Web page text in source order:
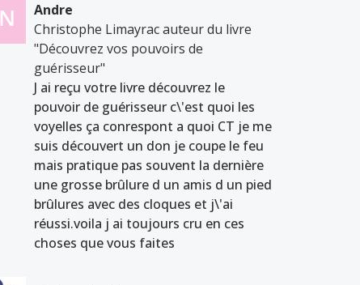
Andre
Christophe Limayrac auteur du livre
"Découvrez vos pouvoirs de
guérisseur"
J ai reçu votre livre découvrez le
pouvoir de guérisseur c\'est quoi les
voyelles ça conrespont a quoi CT je me
suis découvert un don je coupe le feu
mais pratique pas souvent la dernière
une grosse brûlure d un amis d un pied
brûlures avec des cloques et j\'ai
réussi.voila j ai toujours cru en ces
choses que vous faites